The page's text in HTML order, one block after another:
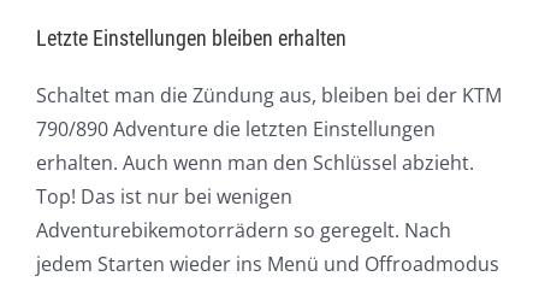
Letzte Einstellungen bleiben erhalten
Schaltet man die Zündung aus, bleiben bei der KTM
790/890 Adventure die letzten Einstellungen
erhalten. Auch wenn man den Schlüssel abzieht.
Top! Das ist nur bei wenigen
Adventurebikemotorrädern so geregelt. Nach
jedem Starten wieder ins Menü und Offroadmodus